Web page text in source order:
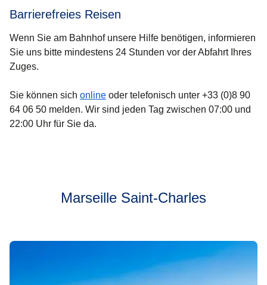
Barrierefreies Reisen
Wenn Sie am Bahnhof unsere Hilfe benötigen, informieren
Sie uns bitte mindestens 24 Stunden vor der Abfahrt Ihres
Zuges.
Sie können sich online( Öffnet einen neuen Tab)
oder telefonisch unter +33 (0)8 90
64 06 50 melden. Wir sind jeden Tag zwischen 07:00 und
22:00 Uhr für Sie da.
Marseille Saint-Charles